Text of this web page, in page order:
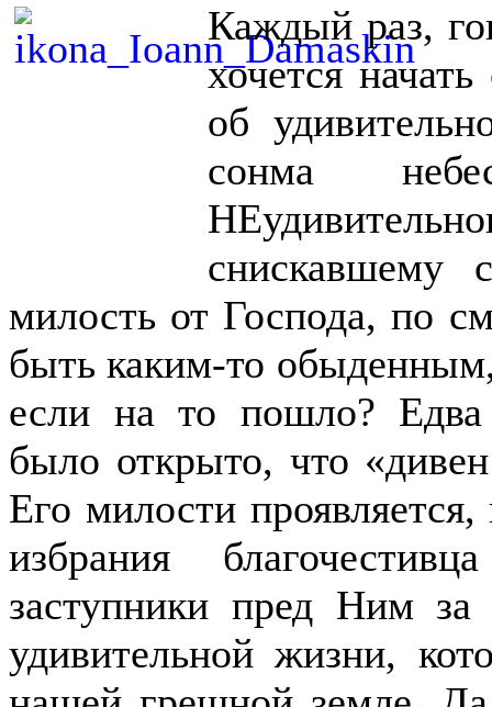
Каждый раз,
хочется
об
сонма
снискавшему
милость от Господа, по
быть каким-то
если на то пошло?
было открыто, что
Его милости
избрания
заступники пред Ним
удивительной жизни,